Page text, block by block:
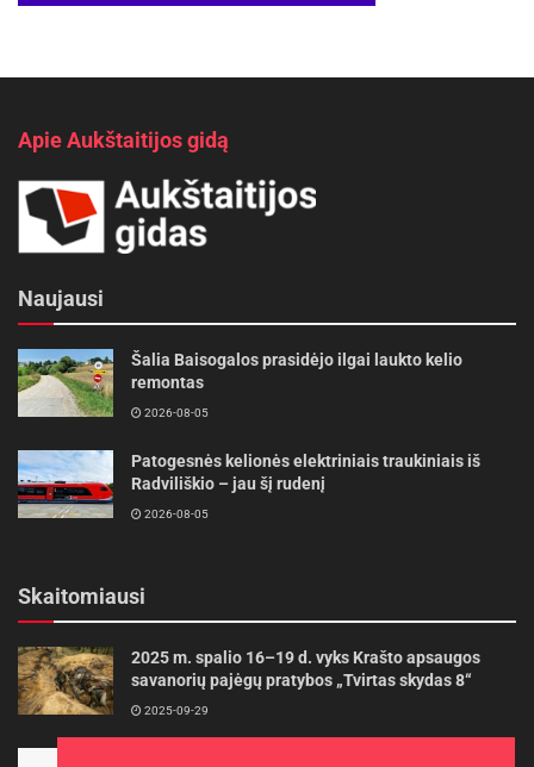
Apie Aukštaitijos gidą
Naujausi
Šalia Baisogalos prasidėjo ilgai laukto kelio
remontas
2026-08-05
Patogesnės kelionės elektriniais traukiniais iš
Radviliškio – jau šį rudenį
2026-08-05
Skaitomiausi
2025 m. spalio 16–19 d. vyks Krašto apsaugos
savanorių pajėgų pratybos „Tvirtas skydas 8“
2025-09-29